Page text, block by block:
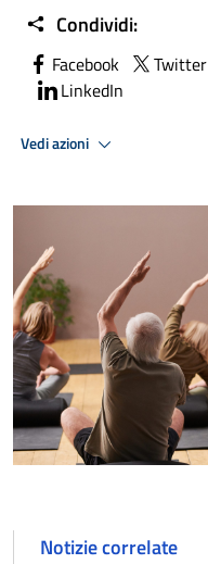
Condividi:
Facebook Twitter
LinkedIn
Vedi azioni
Notizie correlate